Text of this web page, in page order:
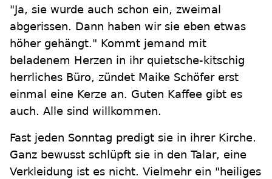
"Ja, sie wurde auch schon ein, zweimal
abgerissen. Dann haben wir sie eben etwas
höher gehängt." Kommt jemand mit
beladenem Herzen in ihr quietsche-kitschig
herrliches Büro, zündet Maike Schöfer erst
einmal eine Kerze an. Guten Kaffee gibt es
auch. Alle sind willkommen.
Fast jeden Sonntag predigt sie in ihrer Kirche.
Ganz bewusst schlüpft sie in den Talar, eine
Verkleidung ist es nicht. Vielmehr ein "heiliges